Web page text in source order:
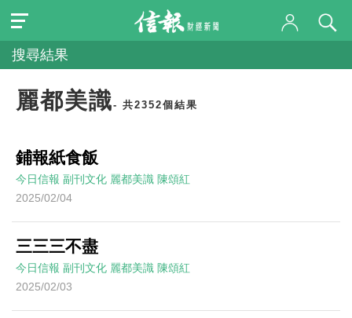
搜尋結果
麗都美識- 共2352個結果
鋪報紙食飯
今日信報 副刊文化 麗都美識 陳頌紅
2025/02/04
三三三不盡
今日信報 副刊文化 麗都美識 陳頌紅
2025/02/03